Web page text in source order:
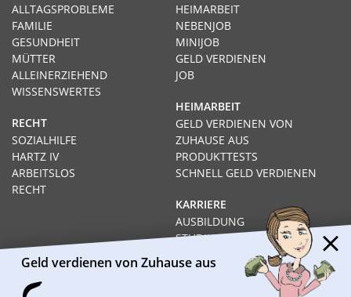
HEIMARBEIT
NEBENJOB
MINIJOB
GELD VERDIENEN
JOB
HEIMARBEIT
GELD VERDIENEN VON
ZUHAUSE AUS
PRODUKTTESTS
SCHNELL GELD VERDIENEN
KARRIERE
AUSBILDUNG
STUDIUM
GEHÄLTER
ALLTAGSPROBLEME
FAMILIE
GESUNDHEIT
MÜTTER
ALLEINERZIEHEND
WISSENSWERTES
RECHT
SOZIALHILFE
HARTZ IV
ARBEITSLOS
RECHT
Geld verdienen von Zuhause aus